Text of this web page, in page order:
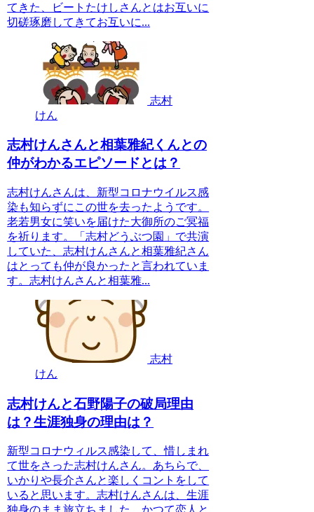
てきた、ビートたけしさんとはお互いに
切磋琢磨してきてお互いに...
志村
けん
志村けんさんと相葉雅紀くんとの
仲がわかるエピソードとは？
志村けんさんは、新型コロナウイルス感
染も知らずにこの世を去ったようです。
老若男女に笑いを届けた大御所のご冥福
を祈ります。「志村どうぶつ園」で共演
していた、志村けんさんと相葉雅紀さん
はとっても仲が良かったと言われていま
す。志村けんさんと相葉雅...
志村
けん
志村けんと石野陽子の破局理由
は？生涯独身の理由は？
新型コロナウィルス感染して、惜しまれ
て世をさった志村けんさん。あちらで、
いかりや長介さんと楽しくコントをして
いると思います。志村けんさんは、生涯